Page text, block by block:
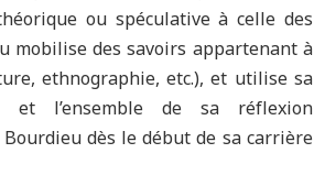
ou spéculative à celle des
mobilise des savoirs appartenant à
ethnographie, etc.), et utilise sa
et l’ensemble de sa réflexion
dès le début de sa carrière